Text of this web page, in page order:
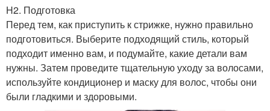
Длинные стрижки Стрижки по форме
Стрижки для зрелого
возраста
Тенденции в стрижках
H2. Подготовка
Перед тем, как приступить к стрижке, нужно правильно
подготовиться. Выберите подходящий стиль, который
подходит именно вам, и подумайте, какие детали вам
нужны. Затем проведите тщательную уходу за волосами,
используйте кондиционер и маску для волос, чтобы они
были гладкими и здоровыми.